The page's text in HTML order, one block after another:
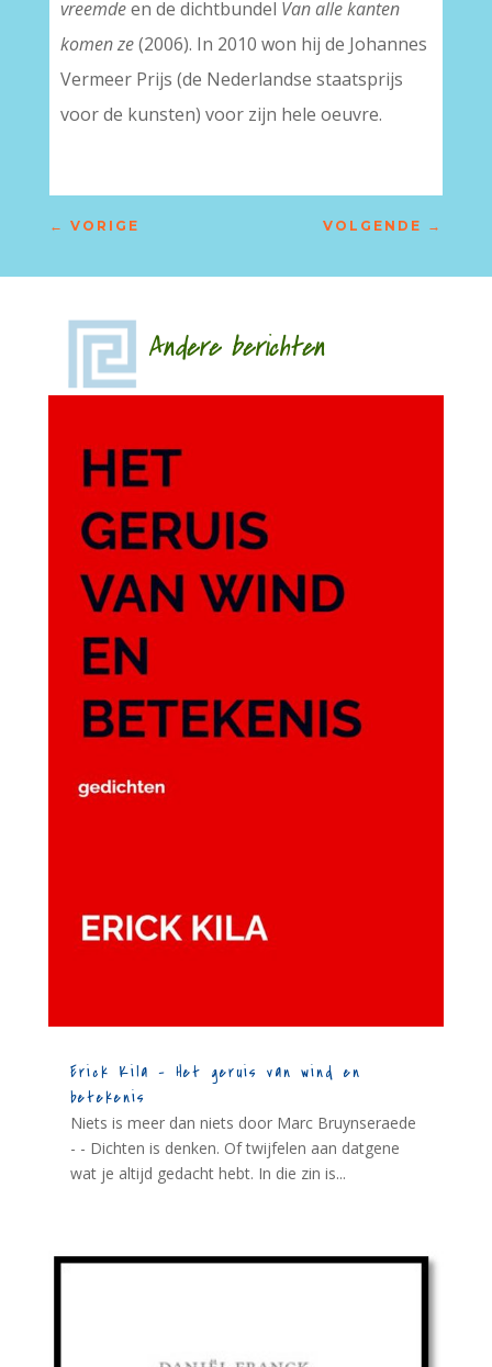
vreemdeen de dichtbundel Van alle kanten
komen ze(2006). In 2010 won hij de Johannes
Vermeer Prijs (de Nederlandse staatsprijs
voor de kunsten) voor zijn hele oeuvre.
← VORIGE VOLGENDE →
Andere berichten
Erick Kila – Het geruis van wind en
betekenis
Niets is meer dan niets door Marc Bruynseraede
- - Dichten is denken. Of twijfelen aan datgene
wat je altijd gedacht hebt. In die zin is...